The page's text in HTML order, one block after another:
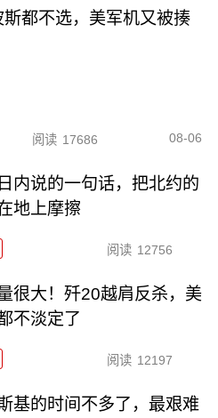
都不选，美军机又被揍
阅读 17686 08-06
内说的一句话，把北约的
地上摩擦
阅读 12756
很大！歼20越肩反杀，美
不淡定了
阅读 12197
基的时间不多了，最艰难